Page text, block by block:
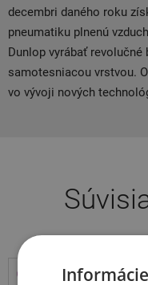
decembri daného roku
pneumatiku plnenú
Dunlop vyrábať
samotesniacou vrstvou.
vo vývoji nových